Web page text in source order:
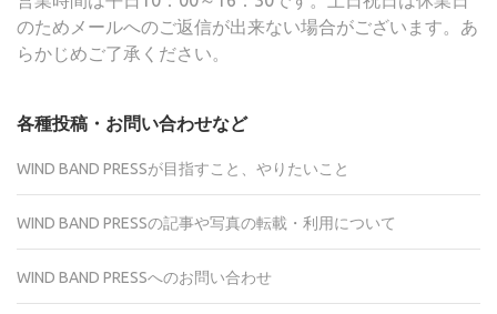
のためメールへのご返信が出来ない場合がございます。あ
らかじめご了承ください。
各種投稿・お問い合わせなど
WIND BAND PRESSが目指すこと、やりたいこと
WIND BAND PRESSの記事や写真の転載・利用について
WIND BAND PRESSへのお問い合わせ